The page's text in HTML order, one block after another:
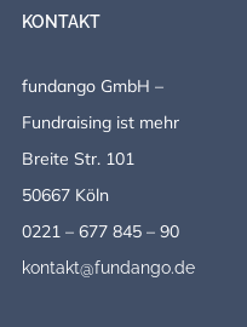
KONTAKT
fundango GmbH –
Fundraising ist mehr
Breite Str. 101
50667 Köln
0221 – 677 845 – 90
kontakt@fundango.de